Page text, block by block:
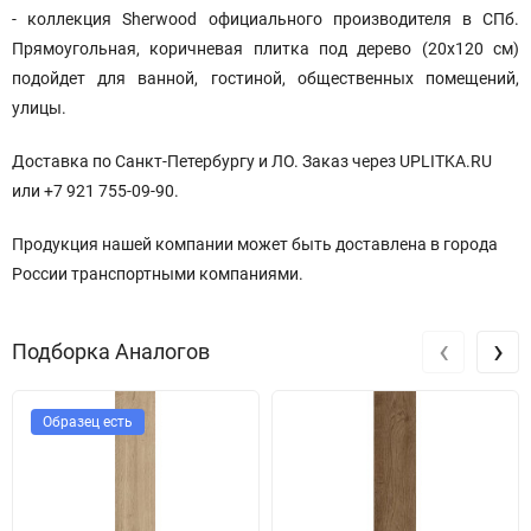
- коллекция Sherwood официального производителя в СПб.
Прямоугольная, коричневая плитка под дерево (20x120 см)
подойдет для ванной, гостиной, общественных помещений,
улицы.
Доставка по Санкт-Петербургу и ЛО. Заказ через UPLITKA.RU
или +7 921 755-09-90.
Продукция нашей компании может быть доставлена в города
России транспортными компаниями.
Подборка Аналогов
Образец есть
‹ ›